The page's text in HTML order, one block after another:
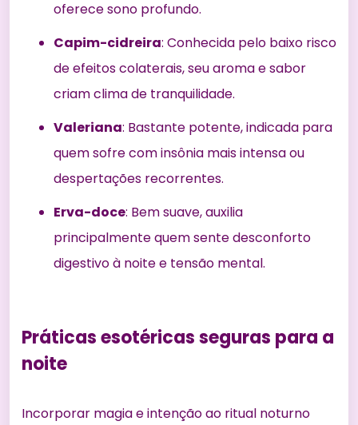
oferece sono profundo.
Capim-cidreira: Conhecida pelo baixo risco
de efeitos colaterais, seu aroma e sabor
criam clima de tranquilidade.
Valeriana: Bastante potente, indicada para
quem sofre com insônia mais intensa ou
despertações recorrentes.
Erva-doce: Bem suave, auxilia
principalmente quem sente desconforto
digestivo à noite e tensão mental.
Práticas esotéricas seguras para a
noite
Incorporar magia e intenção ao ritual noturno